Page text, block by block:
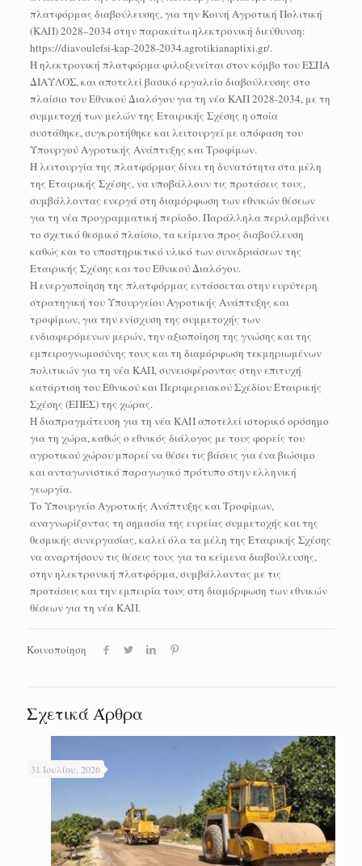
πλατφόρμας διαβούλευσης, για την Κοινή Αγροτική Πολιτική
(ΚΑΠ) 2028–2034 στην παρακάτω ηλεκτρονική διεύθυνση:
https://diavoulefsi-kap-2028-2034.agrotikianaptixi.gr/.
Η ηλεκτρονική πλατφόρμα φιλοξενείται στον κόμβο του ΕΣΠΑ
ΔΙΑΥΛΟΣ, και αποτελεί βασικό εργαλείο διαβούλευσης στο
πλαίσιο του Εθνικού Διαλόγου για τη νέα ΚΑΠ 2028-2034, με τη
συμμετοχή των μελών της Εταιρικής Σχέσης η οποία
συστάθηκε, συγκροτήθηκε και λειτουργεί με απόφαση του
Υπουργού Αγροτικής Ανάπτυξης και Τροφίμων.
Η λειτουργία της πλατφόρμας δίνει τη δυνατότητα στα μέλη
της Εταιρικής Σχέσης, να υποβάλλουν τις προτάσεις τους,
συμβάλλοντας ενεργά στη διαμόρφωση των εθνικών θέσεων
για τη νέα προγραμματική περίοδο. Παράλληλα περιλαμβάνει
το σχετικό θεσμικό πλαίσιο, τα κείμενα προς διαβούλευση
καθώς και το υποστηρικτικό υλικό των συνεδριάσεων της
Εταιρικής Σχέσης και του Εθνικού Διαλόγου.
Η ενεργοποίηση της πλατφόρμας εντάσσεται στην ευρύτερη
στρατηγική του Υπουργείου Αγροτικής Ανάπτυξης και
τροφίμων, για την ενίσχυση της συμμετοχής των
ενδιαφερόμενων μερών, την αξιοποίηση της γνώσης και της
εμπειρογνωμοσύνης τους και τη διαμόρφωση τεκμηριωμένων
πολιτικών για τη νέα ΚΑΠ, συνεισφέροντας στην επιτυχή
κατάρτιση του Εθνικού και Περιφερειακού Σχεδίου Εταιρικής
Σχέσης (ΕΠΕΣ) της χώρας.
Η διαπραγμάτευση για τη νέα ΚΑΠ αποτελεί ιστορικό ορόσημο
για τη χώρα, καθώς ο εθνικός διάλογος με τους φορείς του
αγροτικού χώρου μπορεί να θέσει τις βάσεις για ένα βιώσιμο
και ανταγωνιστικό παραγωγικό πρότυπο στην ελληνική
γεωργία.
Το Υπουργείο Αγροτικής Ανάπτυξης και Τροφίμων,
αναγνωρίζοντας τη σημασία της ευρείας συμμετοχής και της
θεσμικής συνεργασίας, καλεί όλα τα μέλη της Εταιρικής Σχέσης
να αναρτήσουν τις θέσεις τους για τα κείμενα διαβούλευσης,
στην ηλεκτρονική πλατφόρμα, συμβάλλοντας με τις
προτάσεις και την εμπειρία τους στη διαμόρφωση των εθνικών
θέσεων για τη νέα ΚΑΠ.
Κοινοποίηση
Σχετικά Άρθρα
31 Ιουλίου, 2026